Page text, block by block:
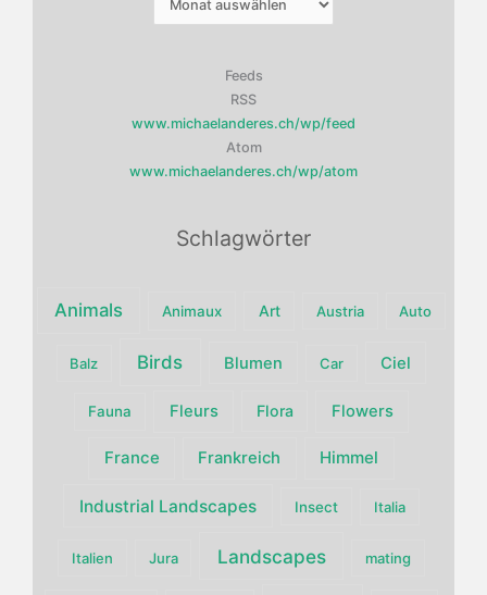
Feeds
RSS
www.michaelanderes.ch/wp/feed
Atom
www.michaelanderes.ch/wp/atom
Schlagwörter
Animals Animaux Art Austria Auto
Balz Birds Blumen Car Ciel
Fauna Fleurs Flora Flowers
France Frankreich Himmel
Industrial Landscapes Insect Italia
Italien Jura Landscapes mating